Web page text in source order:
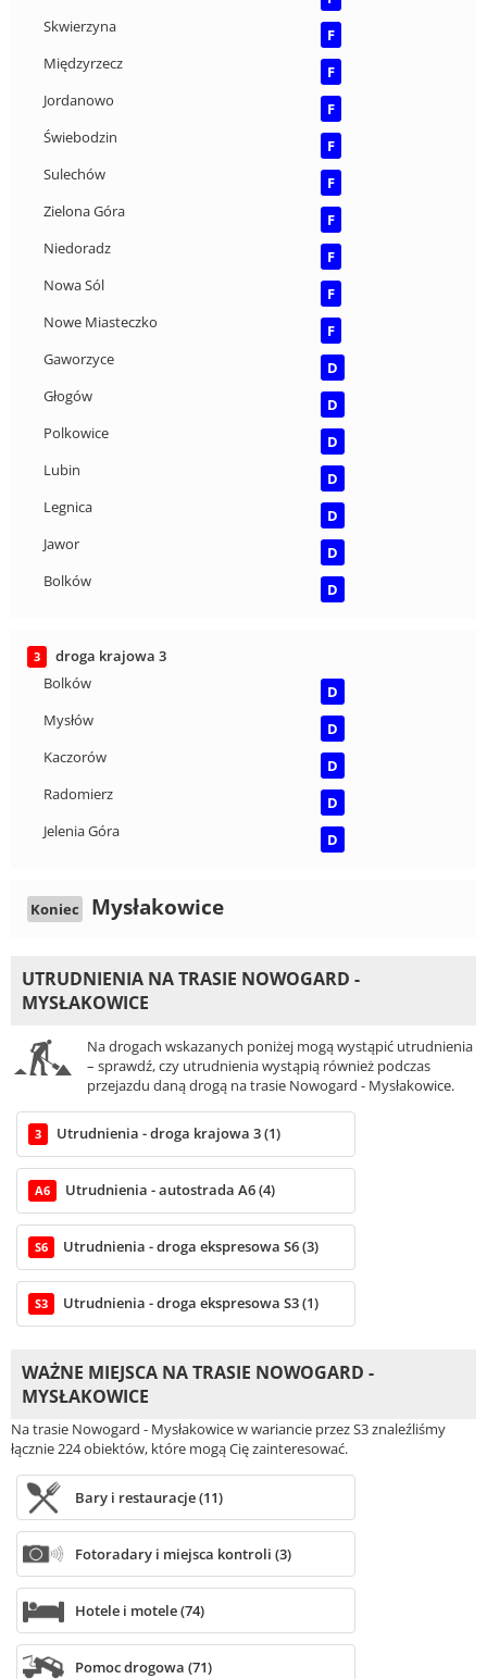
Skwierzyna
F
Międzyrzecz
F
Jordanowo
F
Świebodzin
F
Sulechów
F
Zielona Góra
F
Niedoradz
F
Nowa Sól
F
Nowe Miasteczko
F
Gaworzyce
D
Głogów
D
Polkowice
D
Lubin
D
Legnica
D
Jawor
D
Bolków
D
3
droga krajowa 3
Bolków
D
Mysłów
D
Kaczorów
D
Radomierz
D
Jelenia Góra
D
Koniec Mysłakowice
UTRUDNIENIA NA TRASIE NOWOGARD -
MYSŁAKOWICE
Na drogach wskazanych poniżej mogą wystąpić utrudnienia
– sprawdź, czy utrudnienia wystąpią również podczas
przejazdu daną drogą na trasie Nowogard - Mysłakowice.
3 Utrudnienia - droga krajowa 3 (1)
A6 Utrudnienia - autostrada A6 (4)
S6 Utrudnienia - droga ekspresowa S6 (3)
S3 Utrudnienia - droga ekspresowa S3 (1)
WAŻNE MIEJSCA NA TRASIE NOWOGARD -
MYSŁAKOWICE
Na trasie Nowogard - Mysłakowice w wariancie przez S3 znaleźliśmy
łącznie 224 obiektów, które mogą Cię zainteresować.
Bary i restauracje (11)
Fotoradary i miejsca kontroli (3)
Hotele i motele (74)
Pomoc drogowa (71)